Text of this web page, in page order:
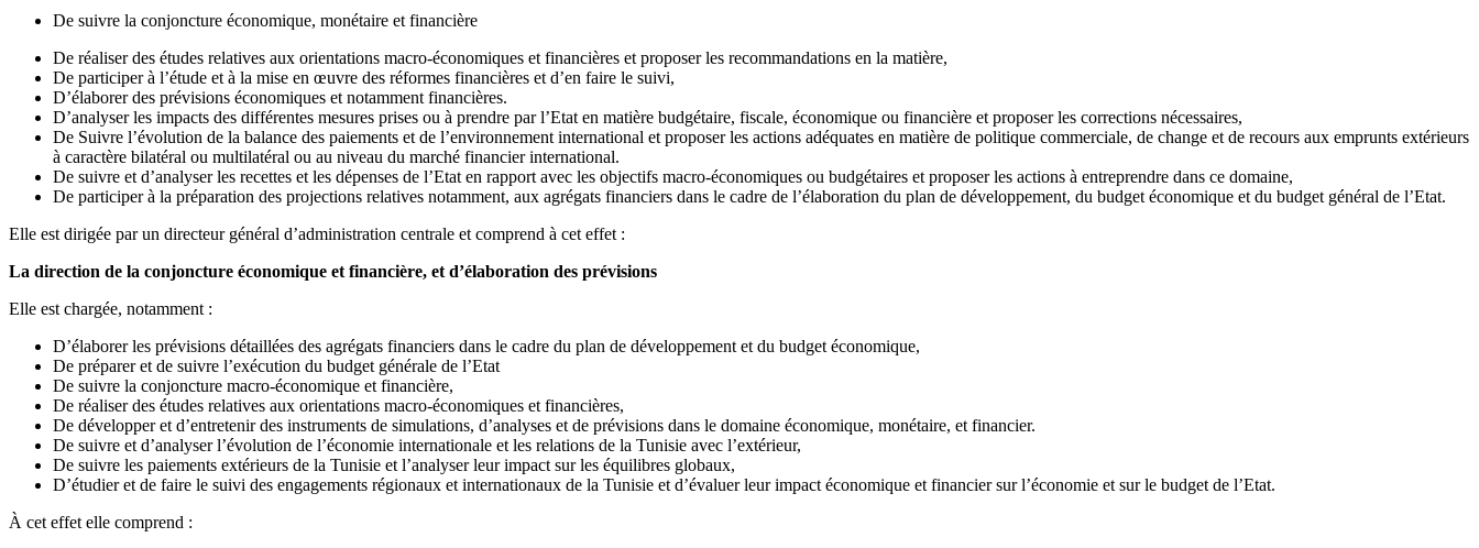
De suivre la conjoncture économique, monétaire et financière
De réaliser des études relatives aux orientations macro-économiques et financières et proposer les recommandations en la matière,
De participer à l’étude et à la mise en œuvre des réformes financières et d’en faire le suivi,
D’élaborer des prévisions économiques et notamment financières.
D’analyser les impacts des différentes mesures prises ou à prendre par l’Etat en matière budgétaire, fiscale, économique ou financière et proposer les corrections nécessaires,
De Suivre l’évolution de la balance des paiements et de l’environnement international et proposer les actions adéquates en matière de politique commerciale, de change et de recours aux emprunts extérieurs
à caractère bilatéral ou multilatéral ou au niveau du marché financier international.
De suivre et d’analyser les recettes et les dépenses de l’Etat en rapport avec les objectifs macro-économiques ou budgétaires et proposer les actions à entreprendre dans ce domaine,
De participer à la préparation des projections relatives notamment, aux agrégats financiers dans le cadre de l’élaboration du plan de développement, du budget économique et du budget général de l’Etat.
Elle est dirigée par un directeur général d’administration centrale et comprend à cet effet :
La direction de la conjoncture économique et financière, et d’élaboration des prévisions
Elle est chargée, notamment :
D’élaborer les prévisions détaillées des agrégats financiers dans le cadre du plan de développement et du budget économique,
De préparer et de suivre l’exécution du budget générale de l’Etat
De suivre la conjoncture macro-économique et financière,
De réaliser des études relatives aux orientations macro-économiques et financières,
De développer et d’entretenir des instruments de simulations, d’analyses et de prévisions dans le domaine économique, monétaire, et financier.
De suivre et d’analyser l’évolution de l’économie internationale et les relations de la Tunisie avec l’extérieur,
De suivre les paiements extérieurs de la Tunisie et l’analyser leur impact sur les équilibres globaux,
D’étudier et de faire le suivi des engagements régionaux et internationaux de la Tunisie et d’évaluer leur impact économique et financier sur l’économie et sur le budget de l’Etat.
À cet effet elle comprend :